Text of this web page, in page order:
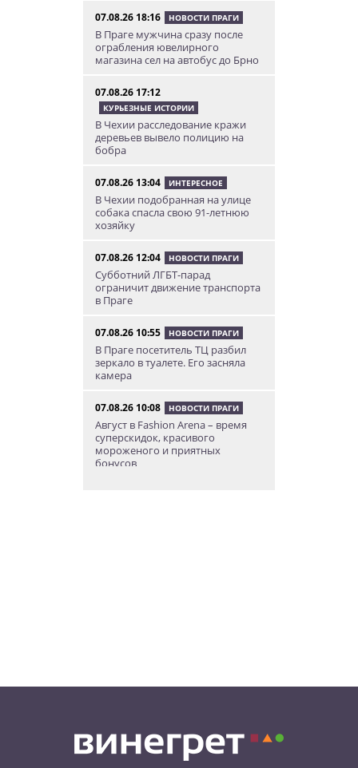
07.08.26 18:16 НОВОСТИ ПРАГИ
В Праге мужчина сразу после
ограбления ювелирного
магазина сел на автобус до Брно
07.08.26 17:12
КУРЬЕЗНЫЕ ИСТОРИИ
В Чехии расследование кражи
деревьев вывело полицию на
бобра
07.08.26 13:04 ИНТЕРЕСНОЕ
В Чехии подобранная на улице
собака спасла свою 91-летнюю
хозяйку
07.08.26 12:04 НОВОСТИ ПРАГИ
Субботний ЛГБТ-парад
ограничит движение транспорта
в Праге
07.08.26 10:55 НОВОСТИ ПРАГИ
В Праге посетитель ТЦ разбил
зеркало в туалете. Его засняла
камера
07.08.26 10:08 НОВОСТИ ПРАГИ
Август в Fashion Arena – время
суперскидок, красивого
мороженого и приятных
бонусов
Молотова» в дом с ребенком